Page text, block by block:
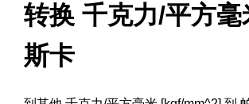
转换 千克力/平方毫
斯卡